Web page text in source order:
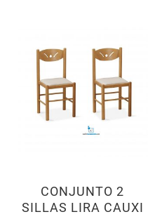
CONJUNTO 2
SILLAS LIRA CAUXI